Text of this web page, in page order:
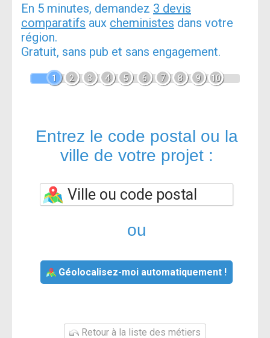
En 5 minutes, demandez 3 devis
comparatifs aux cheministes dans votre
région.
Gratuit, sans pub et sans engagement.
1 2 3 4 5 6 7 8 9 10
Entrez le code postal ou la
ville de votre projet :
ou
Géolocalisez-moi automatiquement !
Retour à la liste des métiers